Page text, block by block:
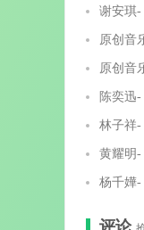
谢安琪-
原创音
原创音
陈奕迅
林子祥-
黄耀明-
杨千嬅-
评论